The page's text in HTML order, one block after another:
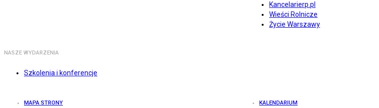
Kancelarierp.pl
Wieści Rolnicze
Życie Warszawy
NASZE WYDARZENIA
Szkolenia i konferencje
MAPA STRONY KALENDARIUM